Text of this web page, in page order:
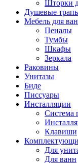
Шторки
Душевые
Мебель для
Пеналы
Тумбы
Шкафы
Зеркала
Раковины
Унитазы
Биде
Писсуары
Инсталляции
Система
Клавиши
Для
Для ванн